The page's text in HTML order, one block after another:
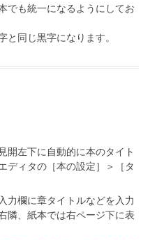
でも統一になるようにしてお
同じ黒字になります。
開左下に自動的に本のタイト
ディタの［本の設定］＞［タ
力欄に章タイトルなどを入力
隣、紙本では右ページ下に表